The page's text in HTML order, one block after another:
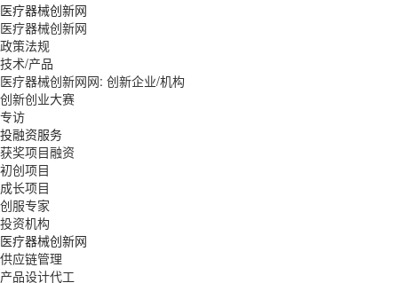
医疗器械创新网
医疗器械创新网
政策法规
技术/产品
医疗器械创新网网: 创新企业/机构
创新创业大赛
专访
投融资服务
获奖项目融资
初创项目
成长项目
创服专家
投资机构
医疗器械创新网
供应链管理
产品设计代工